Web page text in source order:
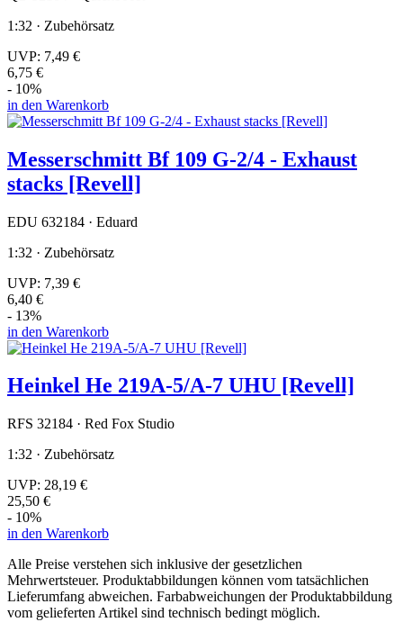
1:32 · Zubehörsatz
UVP: 7,49 €
6,75 €
- 10%
in den Warenkorb
Messerschmitt Bf 109 G-2/4 - Exhaust
stacks [Revell]
EDU 632184 · Eduard
1:32 · Zubehörsatz
UVP: 7,39 €
6,40 €
- 13%
in den Warenkorb
Heinkel He 219A-5/A-7 UHU [Revell]
RFS 32184 · Red Fox Studio
1:32 · Zubehörsatz
UVP: 28,19 €
25,50 €
- 10%
in den Warenkorb
Alle Preise verstehen sich inklusive der gesetzlichen
Mehrwertsteuer. Produktabbildungen können vom tatsächlichen
Lieferumfang abweichen. Farbabweichungen der Produktabbildung
vom gelieferten Artikel sind technisch bedingt möglich.